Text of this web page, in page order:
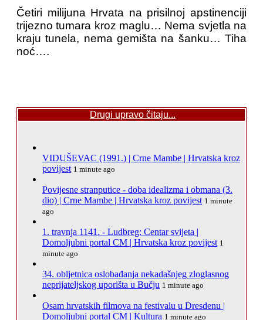
Četiri milijuna Hrvata na prisilnoj apstinenciji
trijezno tumara kroz maglu… Nema svjetla na
kraju tunela, nema gemišta na šanku… Tiha
noć….
Drugi upravo čitaju...
VIDUŠEVAC (1991.) | Crne Mambe | Hrvatska kroz
povijest 1 minute ago
Povijesne stranputice - doba idealizma i obmana (3.
dio) | Crne Mambe | Hrvatska kroz povijest 1 minute
ago
1. travnja 1141. - Ludbreg: Centar svijeta |
Domoljubni portal CM | Hrvatska kroz povijest 1
minute ago
34. obljetnica oslobađanja nekadašnjeg zloglasnog
neprijateljskog uporišta u Bučju 1 minute ago
Osam hrvatskih filmova na festivalu u Dresdenu |
Domoljubni portal CM | Kultura 1 minute ago